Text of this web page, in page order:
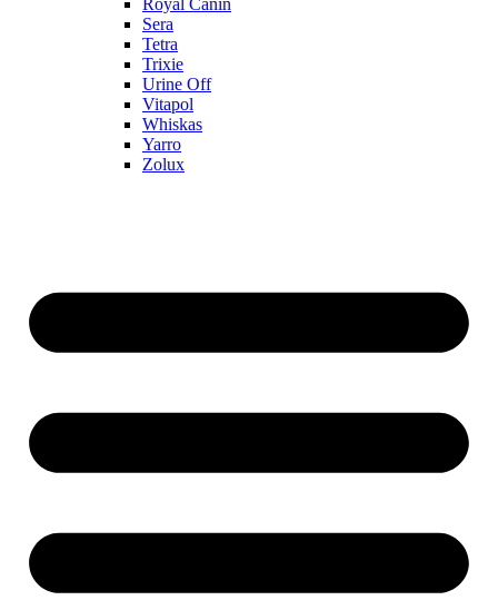
Royal Canin
Sera
Tetra
Trixie
Urine Off
Vitapol
Whiskas
Yarro
Zolux